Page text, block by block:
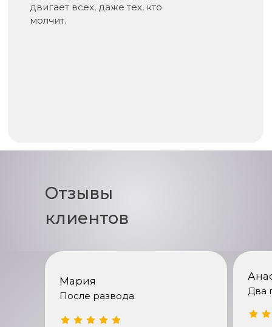
двигает всех, даже тех, кто
молчит.
Отзывы
клиентов
Мария
После развода Два